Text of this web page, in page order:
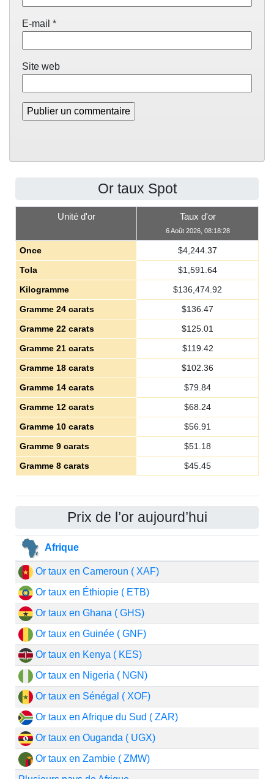
E-mail *
Site web
Or taux Spot
Unité d'or Taux d'or
6 Août 2026, 08:18:28
Once $4,244.37
Tola
$1,591.64
Kilogramme
$136,474.92
Gramme 24 carats
$136.47
Gramme 22 carats
$125.01
Gramme 21 carats
$119.42
Gramme 18 carats
$102.36
Gramme 14 carats
$79.84
Gramme 12 carats
$68.24
Gramme 10 carats
$56.91
Gramme 9 carats
$51.18
Gramme 8 carats
$45.45
Prix de l’or aujourd’hui
Afrique
Or taux en Cameroun ( XAF)
Or taux en Éthiopie ( ETB)
Or taux en Ghana ( GHS)
Or taux en Guinée ( GNF)
Or taux en Kenya ( KES)
Or taux en Nigeria ( NGN)
Or taux en Sénégal ( XOF)
Or taux en Afrique du Sud ( ZAR)
Or taux en Ouganda ( UGX)
Or taux en Zambie ( ZMW)